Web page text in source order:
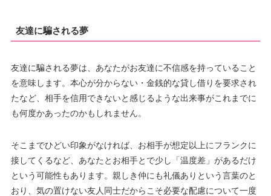
友達に騙される夢
友達に騙される夢は、あなたがお友達に不信感を持っていること
を意味します。本心が分からない・金銭的な貸し借りを要求され
たなど、相手を信用できないと感じるような出来事がこれまでに
も何度かあったのかもしれません。
そこまでひどい印象がなければ、お相手が想定以上にフランクに
接してくるなど、あなたとお相手とで少し「温度差」があるだけ
という可能性もあります。親しき仲にも礼儀ありという言葉のと
おり、気の置けない友人同士だからこそ必要な配慮について一度